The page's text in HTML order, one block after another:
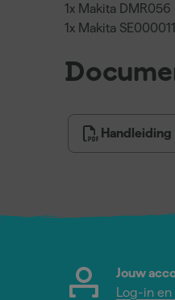
1x Makita DMR056
1x Makita
Handleiding
Jouw
Log-in